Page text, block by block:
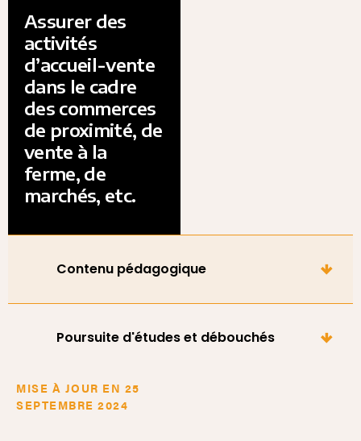
Assurer des
activités
d’accueil-vente
dans le cadre
des commerces
de proximité, de
vente à la
ferme, de
marchés, etc.
Contenu pédagogique
Poursuite d'études et débouchés
MISE À JOUR EN 25
SEPTEMBRE 2024